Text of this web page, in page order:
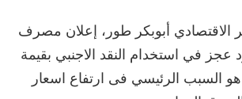
الاقتصادي أبوبكر طور، إعلان مصرف
عجز في استخدام النقد الاجنبي بقيمة
هو السبب الرئيسي فى ارتفاع اسعار